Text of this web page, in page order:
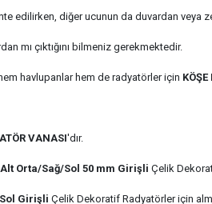
edilirken, diğer ucunun da duvardan
mı çıktığını bilmeniz gerekmektedir.
havlupanlar hem de radyatörler için
VANASI'dır.
Orta/Sağ/Sol 50 mm Girişli Çelik
Girişli Çelik Dekoratif Radyatörler için